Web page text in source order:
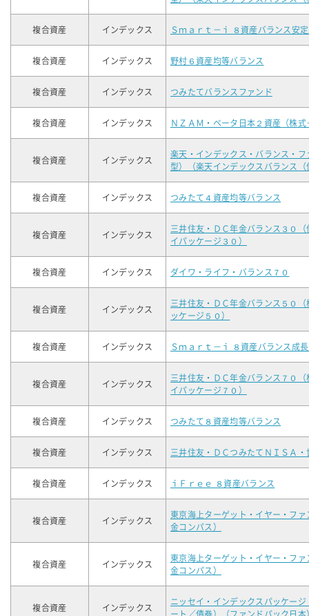
複合資産 インデックス Ｓｍａｒｔ－ｉ ８資産バランス安
複合資産 インデックス 野村６資産均等バランス
複合資産 インデックス つみたてバランスファンド
複合資産 インデックス ＮＺＡＭ・ベータ日本２資産（株式
複合資産 インデックス
楽天・インデックス・バランス・フ
型）（楽天インデックスバランス（
複合資産 インデックス つみたて４資産均等バランス
複合資産 インデックス
三井住友・ＤＣ年金バランス３０
イパッケージ３０）
複合資産 インデックス ダイワ・ライフ・バランス７０
複合資産 インデックス
三井住友・ＤＣ年金バランス５０
ッケージ５０）
複合資産 インデックス Ｓｍａｒｔ－ｉ ８資産バランス成
複合資産 インデックス
三井住友・ＤＣ年金バランス７０
イパッケージ７０）
複合資産 インデックス つみたて８資産均等バランス
複合資産 インデックス 三井住友・ＤＣつみたてＮＩＳＡ
複合資産 インデックス ｉＦｒｅｅ ８資産バランス
複合資産 インデックス
東京海上ターゲット・イヤー・ファ
金コンパス）
複合資産 インデックス
東京海上ターゲット・イヤー・ファ
金コンパス）
複合資産 インデックス
ニッセイ・インデックスパッケー
ート／債券）（ファンドパック日本